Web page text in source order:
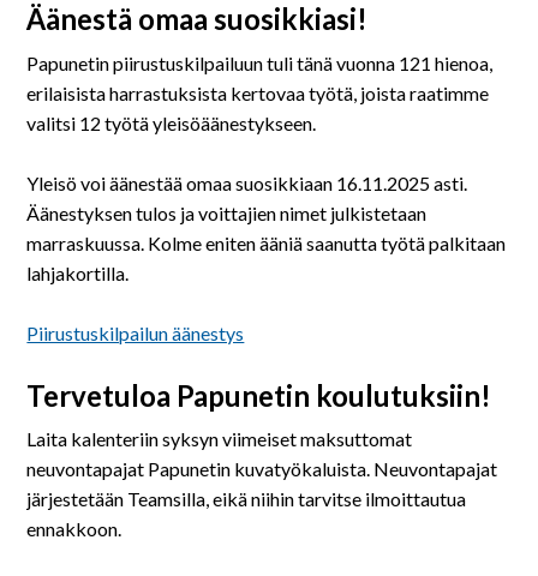
Kuvatyökalut
På svenska
In English
Äänestä omaa suosikkiasi!
Papunetin piirustuskilpailuun tuli tänä vuonna 121 hienoa,
erilaisista harrastuksista kertovaa työtä, joista raatimme
valitsi 12 työtä yleisöäänestykseen.
Yleisö voi äänestää omaa suosikkiaan 16.11.2025 asti.
Äänestyksen tulos ja voittajien nimet julkistetaan
marraskuussa. Kolme eniten ääniä saanutta työtä palkitaan
lahjakortilla.
Piirustuskilpailun äänestys
Tervetuloa Papunetin koulutuksiin!
Laita kalenteriin syksyn viimeiset maksuttomat
neuvontapajat Papunetin kuvatyökaluista. Neuvontapajat
järjestetään Teamsilla, eikä niihin tarvitse ilmoittautua
ennakkoon.